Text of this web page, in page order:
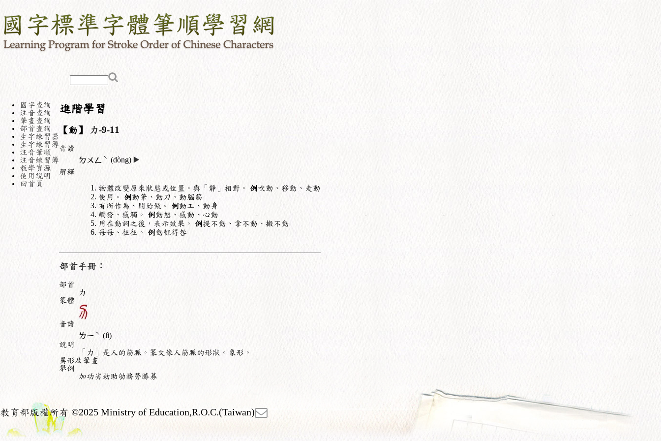
國字查詢
注音查詢
筆畫查詢
部首查詢
生字練習器
生字練習簿
注音筆順
注音練習簿
教學資源
使用說明
回首頁
進階學習
【動】 力-9-11
音讀
ㄉㄨㄥ ˋ (dòng) ▶️
解釋
物體改變原來狀態或位置。與「靜」相對。 例吹動、移動、走動
使用。 例動筆、動刀、動腦筋
有所作為、開始做。 例動工、動身
觸發、感觸。 例動怒、感動、心動
用在動詞之後，表示效果。 例提不動、拿不動、搬不動
每每、往往。 例動輒得咎
部首手冊：
部首
力
篆體
音讀
ㄌㄧ ˋ (lì)
說明
「力」是人的筋脈。篆文像人筋脈的形狀。象形。
異形及筆畫
舉例
加功劣劫助劬務勞勝募
教育部版權所有 ©2025 Ministry of Education,R.O.C.(Taiwan)